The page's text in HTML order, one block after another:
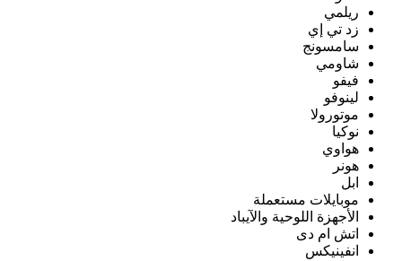
ريلمي
زد تي إي
سامسونج
شاومي
فيفو
لينوفو
موتورولا
نوكيا
هواوي
هونر
ابل
موبايلات مستعملة
الأجهزة اللوحية والآيباد
اتش ام دى
انفينيكس